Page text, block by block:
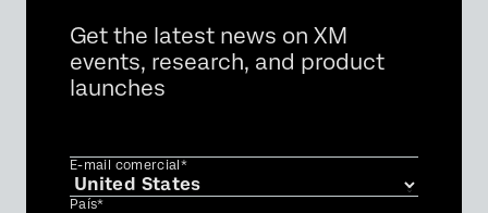
Get the latest news on XM
events, research, and product
launches
E-mail comercial*
País*